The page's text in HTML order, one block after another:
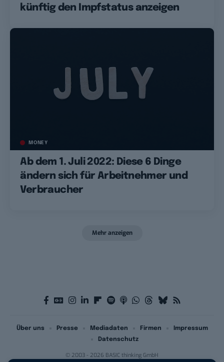
künftig den Impfstatus anzeigen
MONEY
Ab dem 1. Juli 2022: Diese 6 Dinge
ändern sich für Arbeitnehmer und
Verbraucher
Mehr anzeigen
© 2003 - 2026 BASIC thinking GmbH
Über uns Presse Mediadaten Firmen
Impressum
Datenschutz